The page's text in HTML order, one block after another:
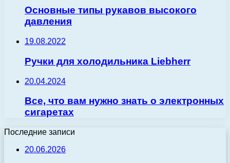
Основные типы рукавов высокого
давления
19.08.2022
Ручки для холодильника Liebherr
20.04.2024
Все, что вам нужно знать о электронных
сигаретах
Последние записи
20.06.2026